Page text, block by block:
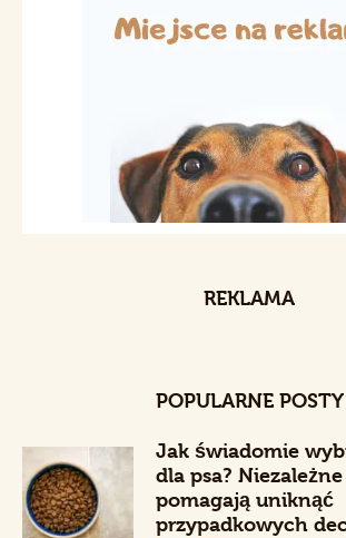
REKLAMA
POPULARNE POSTY
Jak świadomie
dla psa?
pomagają uniknąć
przypadkowych